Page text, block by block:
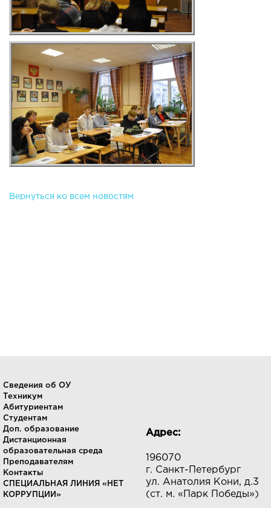
Вернуться ко всем новостям
Сведения об ОУ
Техникум
Абитуриентам
Студентам
Доп. образование
Дистанционная
образовательная среда
Преподавателям
Контакты
СПЕЦИАЛЬНАЯ ЛИНИЯ «НЕТ
КОРРУПЦИИ»
Адрес:
196070
г. Санкт-Петербург
ул. Анатолия Кони, д.3
(ст. м. «Парк Победы»)